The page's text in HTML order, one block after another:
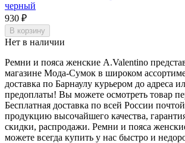
черный
930 ₽
В корзину
Нет в наличии
Ремни и пояса женские A.Valentino
магазине Мода-Сумок в широком
доставка по Барнаулу курьером до адреса
предоплаты! Вы можете осмотреть товар
Бесплатная доставка по всей России
продукцию высочайшего качества,
скидки, распродажи. Ремни и пояса
можете всегда купить у нас быстро и